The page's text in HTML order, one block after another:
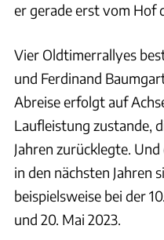
er gerade erst vom Hof
Vier Oldtimerrallyes
und Ferdinand
Abreise erfolgt auf
Laufleistung zustande,
Jahren zurücklegte.
in den nächsten Jahren
beispielsweise bei der
und 20. Mai 2023.